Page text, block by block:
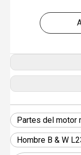
Partes del motor
Hombre B & W